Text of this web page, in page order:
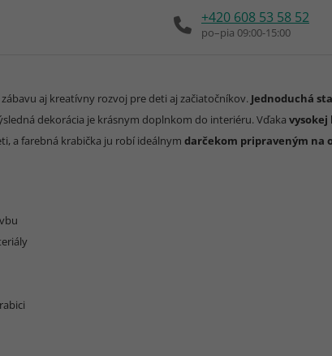
+420 608 53 58 52
po–pia 09:00-15:00
aj kreatívny rozvoj pre deti aj začiatočníkov. Jednoduchá
dekorácia je krásnym doplnkom do interiéru. Vďaka
a farebná krabička ju robí ideálnym darčekom pripraveným na